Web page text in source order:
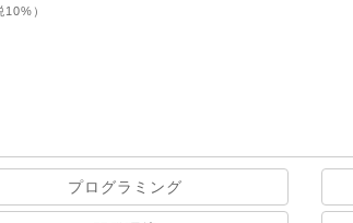
10%）
プログラミング